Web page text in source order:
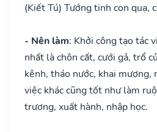
(Kiết Tú) Tướng tinh con quạ,
- Nên làm: Khởi công tạo tác
nhất là chôn cất, cưới gả, trổ
kênh, tháo nước, khai mương,
việc khác cũng tốt như làm
trương, xuất hành, nhập học.